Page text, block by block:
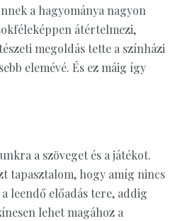
a hagyománya nagyon
átértelmezi,
megoldás tette a színházi
elemévé. És ez máig így
a szöveget és a játékot.
tapasztalom, hogy amíg nincs
leendő előadás tere, addig
lehet magához a